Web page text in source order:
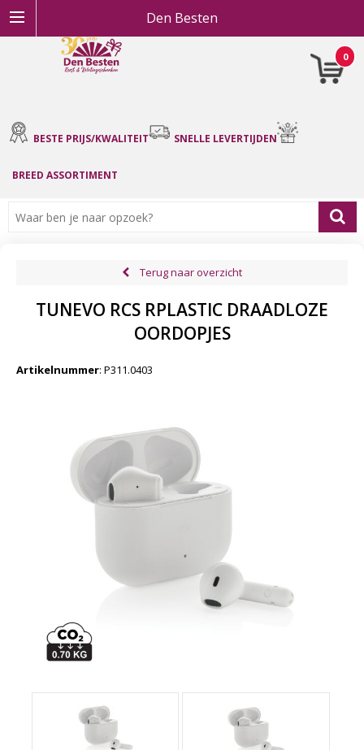
Den Besten
0
BESTE PRIJS/KWALITEIT SNELLE LEVERTIJDEN
BREED ASSORTIMENT
Terug naar overzicht
TUNEVO RCS RPLASTIC DRAADLOZE
OORDOPJES
Artikelnummer: P311.0403